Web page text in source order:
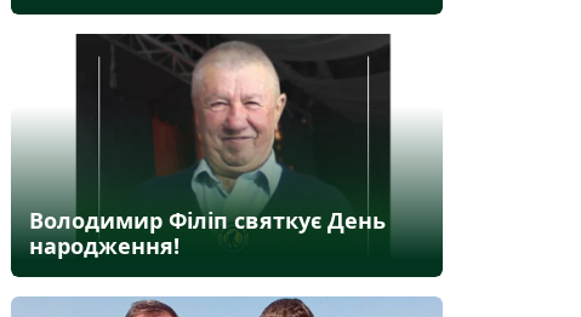
Володимир Філіп святкує День
народження!